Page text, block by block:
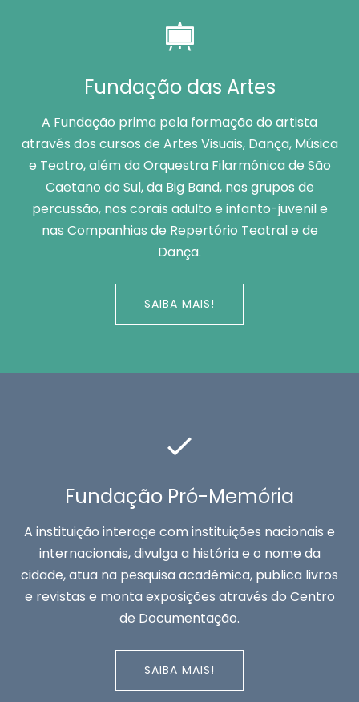
Fundação das Artes
A Fundação prima pela formação do artista
através dos cursos de Artes Visuais, Dança, Música
e Teatro, além da Orquestra Filarmônica de São
Caetano do Sul, da Big Band, nos grupos de
percussão, nos corais adulto e infanto-juvenil e
nas Companhias de Repertório Teatral e de
Dança.
SAIBA MAIS!
Fundação Pró-Memória
A instituição interage com instituições nacionais e
internacionais, divulga a história e o nome da
cidade, atua na pesquisa acadêmica, publica livros
e revistas e monta exposições através do Centro
de Documentação.
SAIBA MAIS!